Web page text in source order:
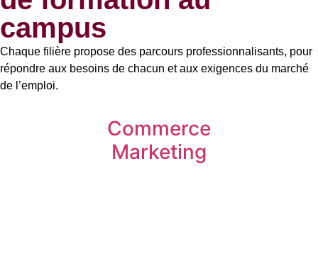
campus
Chaque filière propose des parcours professionnalisants, pour
répondre aux besoins de chacun et aux exigences du marché
de l’emploi.
Commerce
Marketing